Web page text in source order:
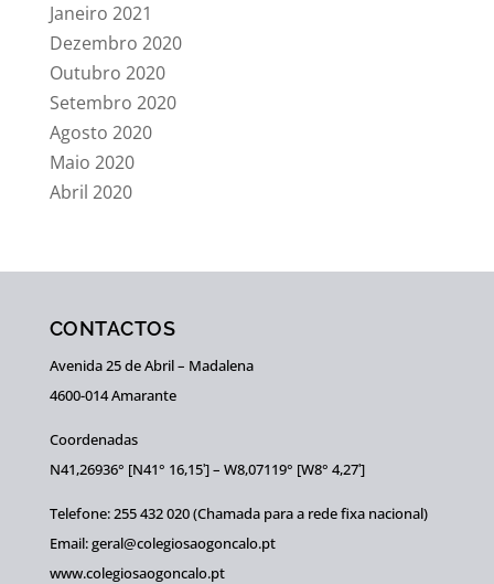
Janeiro 2021
Dezembro 2020
Outubro 2020
Setembro 2020
Agosto 2020
Maio 2020
Abril 2020
CONTACTOS
Avenida 25 de Abril – Madalena
4600-014 Amarante
Coordenadas
N41,26936° [N41° 16,15ʹ] – W8,07119° [W8° 4,27ʹ]
Telefone: 255 432 020 (Chamada para a rede fixa nacional)
Email: geral@colegiosaogoncalo.pt
www.colegiosaogoncalo.pt